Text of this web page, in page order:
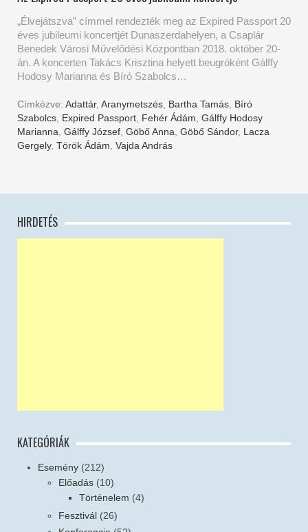
„Élvejátszva” címmel rendezték meg az Expired Passport 20
éves jubileumi koncertjét Dunaszerdahelyen, a Csaplár
Benedek Városi Művelődési Központban 2018. október 20-
án. A koncerten Takács Krisztina helyett beugróként Gálffy
Hodosy Marianna és Bíró Szabolcs…
Címkézve: Adattár, Aranymetszés, Bartha Tamás, Bíró
Szabolcs, Expired Passport, Fehér Ádám, Gálffy Hodosy
Marianna, Gálffy József, Göbő Anna, Göbő Sándor, Lacza
Gergely, Török Ádám, Vajda András
HIRDETÉS
KATEGÓRIÁK
Esemény (212)
Előadás (10)
Történelem (4)
Fesztivál (26)